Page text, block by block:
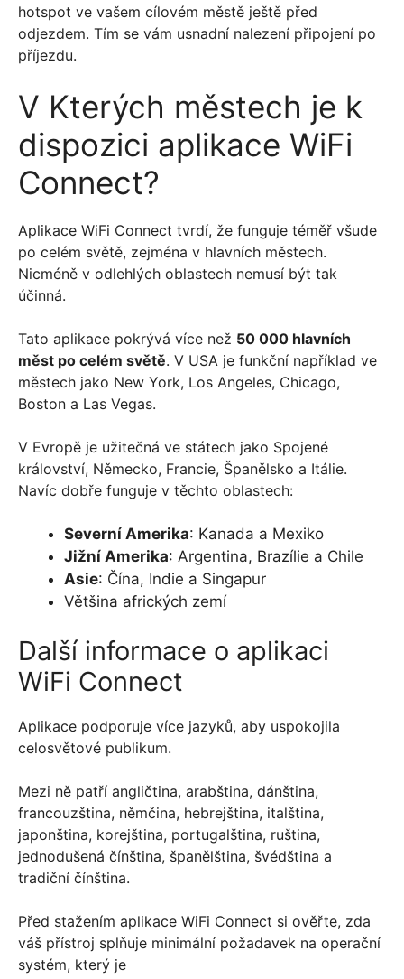
hotspot ve vašem cílovém městě ještě před
odjezdem. Tím se vám usnadní nalezení připojení po
příjezdu.
V Kterých městech je k
dispozici aplikace WiFi
Connect?
Aplikace WiFi Connect tvrdí, že funguje téměř všude
po celém světě, zejména v hlavních městech.
Nicméně v odlehlých oblastech nemusí být tak
účinná.
Tato aplikace pokrývá více než 50 000 hlavních
měst po celém světě. V USA je funkční například ve
městech jako New York, Los Angeles, Chicago,
Boston a Las Vegas.
V Evropě je užitečná ve státech jako Spojené
království, Německo, Francie, Španělsko a Itálie.
Navíc dobře funguje v těchto oblastech:
Severní Amerika: Kanada a Mexiko
Jižní Amerika: Argentina, Brazílie a Chile
Asie: Čína, Indie a Singapur
Většina afrických zemí
Další informace o aplikaci
WiFi Connect
Aplikace podporuje více jazyků, aby uspokojila
celosvětové publikum.
Mezi ně patří angličtina, arabština, dánština,
francouzština, němčina, hebrejština, italština,
japonština, korejština, portugalština, ruština,
jednodušená čínština, španělština, švédština a
tradiční čínština.
Před stažením aplikace WiFi Connect si ověřte, zda
váš přístroj splňuje minimální požadavek na operační
systém, který je